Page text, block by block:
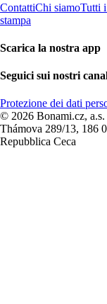
ContattiChi siamoTutti
stampa
Scarica la nostra app
Seguici sui nostri
Protezione dei dati
© 2026 Bonami.cz,
Thámova 289/13, 186
Repubblica Ceca